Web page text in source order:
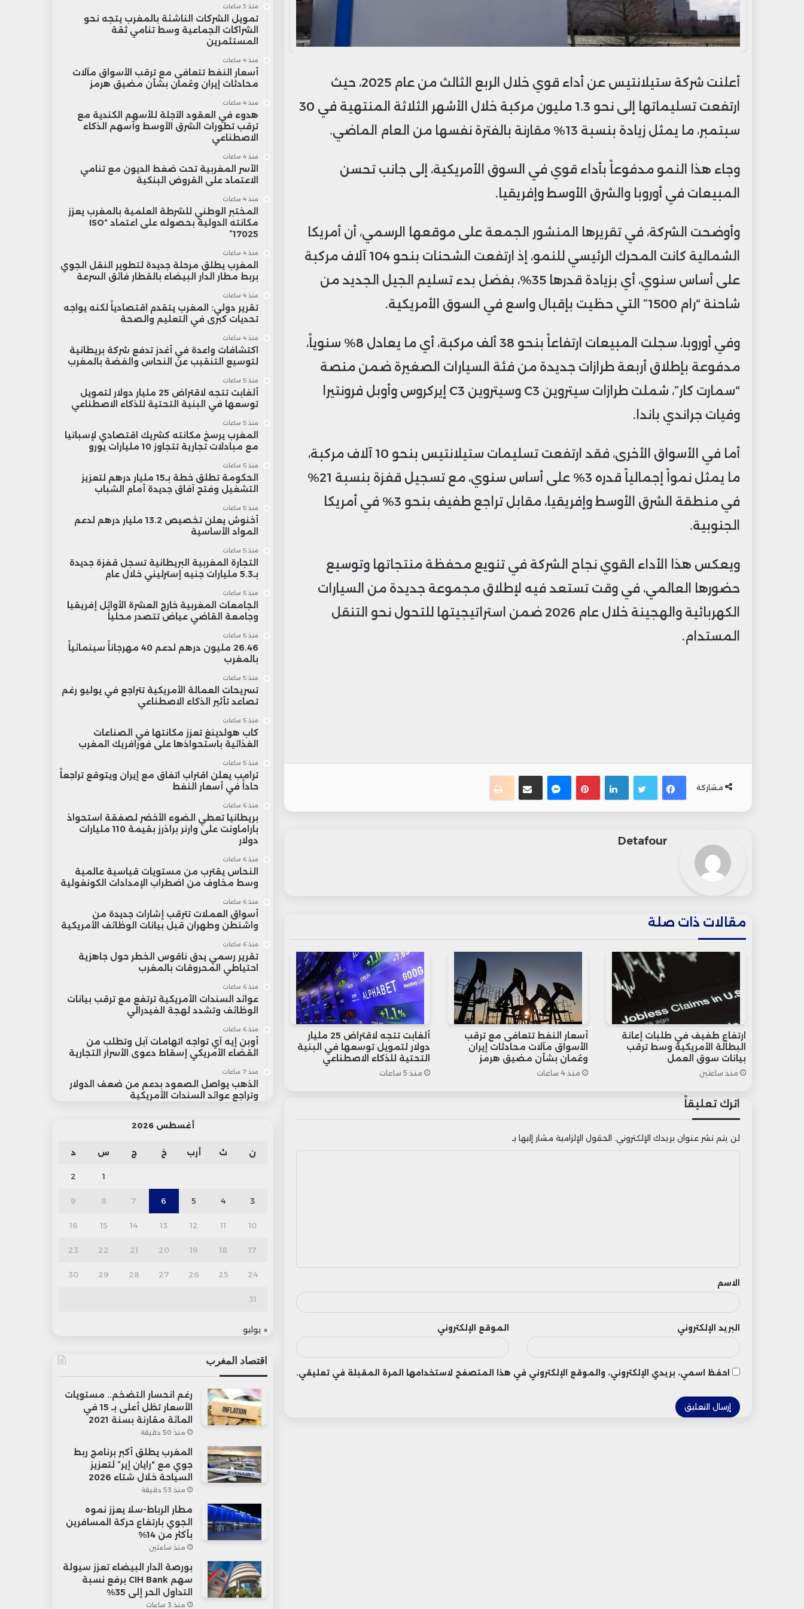
أعلنت شركة ستيلانتيس عن أداء قوي خلال الربع الثالث من عام 2025، حيث
ارتفعت تسليماتها إلى نحو 1.3 مليون مركبة خلال الأشهر الثلاثة المنتهية في 30
سبتمبر، ما يمثل زيادة بنسبة 13% مقارنة بالفترة نفسها من العام الماضي.
وجاء هذا النمو مدفوعاً بأداء قوي في السوق الأمريكية، إلى جانب تحسن
المبيعات في أوروبا والشرق الأوسط وإفريقيا.
وأوضحت الشركة، في تقريرها المنشور الجمعة على موقعها الرسمي، أن أمريكا
الشمالية كانت المحرك الرئيسي للنمو، إذ ارتفعت الشحنات بنحو 104 آلاف مركبة
على أساس سنوي، أي بزيادة قدرها 35%، بفضل بدء تسليم الجيل الجديد من
شاحنة “رام 1500” التي حظيت بإقبال واسع في السوق الأمريكية.
وفي أوروبا، سجلت المبيعات ارتفاعاً بنحو 38 ألف مركبة، أي ما يعادل 8% سنوياً،
مدفوعة بإطلاق أربعة طرازات جديدة من فئة السيارات الصغيرة ضمن منصة
“سمارت كار”، شملت طرازات سيتروين C3 وسيتروين C3 إيركروس وأوبل فرونتيرا
وفيات جراندي باندا.
أما في الأسواق الأخرى، فقد ارتفعت تسليمات ستيلانتيس بنحو 10 آلاف مركبة،
ما يمثل نمواً إجمالياً قدره 3% على أساس سنوي، مع تسجيل قفزة بنسبة 21%
في منطقة الشرق الأوسط وإفريقيا، مقابل تراجع طفيف بنحو 3% في أمريكا
الجنوبية.
ويعكس هذا الأداء القوي نجاح الشركة في تنويع محفظة منتجاتها وتوسيع
حضورها العالمي، في وقت تستعد فيه لإطلاق مجموعة جديدة من السيارات
الكهربائية والهجينة خلال عام 2026 ضمن استراتيجيتها للتحول نحو التنقل
المستدام.
مشاركة
فيسبوك
تويترلينكدإنبينتيريست
ماسنجر
مشاركة عبر البريدطباعة
Detafour
مقالات ذات صلة
ارتفاع طفيف في طلبات إعانة
البطالة الأمريكية وسط ترقب
بيانات سوق العمل
منذ ساعتين
أسعار النفط تتعافى مع ترقب
الأسواق مآلات محادثات إيران
وعُمان بشأن مضيق هرمز
منذ 4 ساعات
ألفابت تتجه لاقتراض 25 مليار
دولار لتمويل توسعها في البنية
التحتية للذكاء الاصطناعي
منذ 5 ساعات
اترك تعليقاً
لن يتم نشر عنوان بريدك الإلكتروني. الحقول الإلزامية مشار إليها بـ
ق
الاسم
البريد الإلكتروني الموقع الإلكتروني
احفظ اسمي، بريدي الإلكتروني، والموقع الإلكتروني في هذا المتصفح لاستخدامها المرة المقبلة في تعليقي.
منذ 3 ساعات
تمويل الشركات الناشئة بالمغرب يتجه نحو
الشراكات الجماعية وسط تنامي ثقة
المستثمرين
منذ 4 ساعات
أسعار النفط تتعافى مع ترقب الأسواق مآلات
محادثات إيران وعُمان بشأن مضيق هرمز
منذ 4 ساعات
هدوء في العقود الآجلة للأسهم الكندية مع
ترقب تطورات الشرق الأوسط وأسهم الذكاء
الاصطناعي
منذ 4 ساعات
الأسر المغربية تحت ضغط الديون مع تنامي
الاعتماد على القروض البنكية
منذ 4 ساعات
المختبر الوطني للشرطة العلمية بالمغرب يعزز
مكانته الدولية بحصوله على اعتماد “ISO
17025”
منذ 4 ساعات
المغرب يطلق مرحلة جديدة لتطوير النقل الجوي
بربط مطار الدار البيضاء بالقطار فائق السرعة
منذ 4 ساعات
تقرير دولي: المغرب يتقدم اقتصادياً لكنه يواجه
تحديات كبرى في التعليم والصحة
منذ 4 ساعات
اكتشافات واعدة في أغدز تدفع شركة بريطانية
لتوسيع التنقيب عن النحاس والفضة بالمغرب
منذ 5 ساعات
ألفابت تتجه لاقتراض 25 مليار دولار لتمويل
توسعها في البنية التحتية للذكاء الاصطناعي
منذ 5 ساعات
المغرب يرسخ مكانته كشريك اقتصادي لإسبانيا
مع مبادلات تجارية تتجاوز 10 مليارات يورو
منذ 5 ساعات
الحكومة تطلق خطة بـ15 مليار درهم لتعزيز
التشغيل وفتح آفاق جديدة أمام الشباب
منذ 5 ساعات
أخنوش يعلن تخصيص 13.2 مليار درهم لدعم
المواد الأساسية
منذ 5 ساعات
التجارة المغربية البريطانية تسجل قفزة جديدة
بـ5.3 مليارات جنيه إسترليني خلال عام
منذ 5 ساعات
الجامعات المغربية خارج العشرة الأوائل إفريقيا
وجامعة القاضي عياض تتصدر محلياً
منذ 5 ساعات
26.46 مليون درهم لدعم 40 مهرجاناً سينمائياً
بالمغرب
منذ 5 ساعات
تسريحات العمالة الأمريكية تتراجع في يوليو رغم
تصاعد تأثير الذكاء الاصطناعي
منذ 5 ساعات
كاب هولدينغ تعزز مكانتها في الصناعات
الغذائية باستحواذها على فورافريك المغرب
منذ 5 ساعات
ترامب يعلن اقتراب اتفاق مع إيران ويتوقع تراجعاً
حاداً في أسعار النفط
منذ 6 ساعات
بريطانيا تعطي الضوء الأخضر لصفقة استحواذ
باراماونت على وارنر براذرز بقيمة 110 مليارات
دولار
منذ 6 ساعات
النحاس يقترب من مستويات قياسية عالمية
وسط مخاوف من اضطراب الإمدادات الكونغولية
منذ 6 ساعات
أسواق العملات تترقب إشارات جديدة من
واشنطن وطهران قبل بيانات الوظائف الأمريكية
منذ 6 ساعات
تقرير رسمي يدق ناقوس الخطر حول جاهزية
احتياطي المحروقات بالمغرب
منذ 6 ساعات
عوائد السندات الأمريكية ترتفع مع ترقب بيانات
الوظائف وتشدد لهجة الفيدرالي
منذ 6 ساعات
أوبن إيه آي تواجه اتهامات آبل وتطلب من
القضاء الأمريكي إسقاط دعوى الأسرار التجارية
منذ 7 ساعات
الذهب يواصل الصعود بدعم من ضعف الدولار
وتراجع عوائد السندات الأمريكية
أغسطس 2026
ن ث أرب خ ج س د
1
2
3
4
5
6
7
8
9
10
11
12
13
14
15
16
17
18
19
20
21
22
23
24
25
26
27
28
29
30
31
« يوليو
اقتصاد المغرب
رغم انحسار التضخم.. مستويات
الأسعار تظل أعلى بـ 15 في
المائة مقارنة بسنة 2021
منذ 50 دقيقة
المغرب يطلق أكبر برنامج ربط
جوي مع “رايان إير” لتعزيز
السياحة خلال شتاء 2026
منذ 53 دقيقة
مطار الرباط-سلا يعزز نموه
الجوي بارتفاع حركة المسافرين
بأكثر من 14%
منذ ساعتين
بورصة الدار البيضاء تعزز سيولة
سهم CIH Bank برفع نسبة
التداول الحر إلى 35%
منذ 3 ساعات